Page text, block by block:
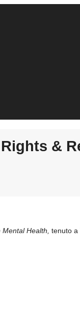
&
Health, tenuto a